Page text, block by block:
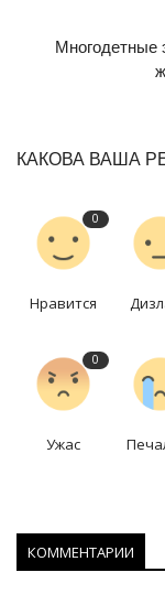
Многодетные
КАКОВА ВАША
0
Нравится
0
Ужас
КОММЕНТАРИИ